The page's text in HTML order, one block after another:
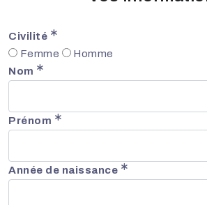
Civilité
Femme
Homme
Nom
Prénom
Année de naissance